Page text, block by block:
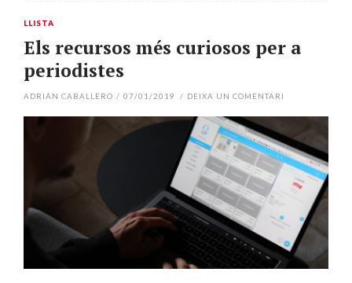
LLISTA
Els recursos més curiosos per a
periodistes
ADRIÁN CABALLERO / 07/01/2019 / DEIXA UN COMENTARI